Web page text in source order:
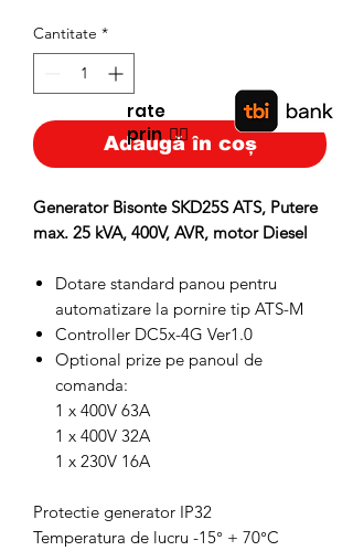
Cantitate *
Adaugă în coș
Generator Bisonte SKD25S ATS, Putere
max. 25 kVA, 400V, AVR, motor Diesel
Dotare standard panou pentru
automatizare la pornire tip ATS-M
Controller DC5x-4G Ver1.0
Optional prize pe panoul de
comanda:
1 x 400V 63A
1 x 400V 32A
1 x 230V 16A
Protectie generator IP32
Temperatura de lucru -15° + 70°C
rate
prin👉🏿